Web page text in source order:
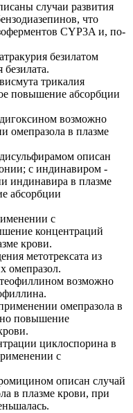
случаи развития
что
CYP3A и, по-
безилатом
трикалия
повышение абсорбции
возможно
омепразола в плазме
описан
с индинавиром -
индинавира в плазме
абсорбции
с
концентраций
крови.
метотрексата из
омепразол.
возможно
омепразола в
повышение
циклоспорина в
с
описан случай
в плазме крови, при